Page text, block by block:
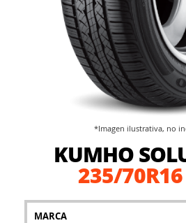
KUMHO
235/70R16
MARCA
*Imagen ilustrativa, no
galería